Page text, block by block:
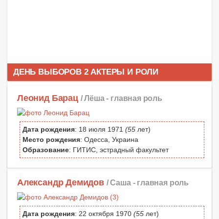
ДЕНЬ ВЫБОРОВ 2 АКТЕРЫ И РОЛИ
Леонид Барац / Лёша - главная роль
Дата рождения: 18 июля 1971 (55 лет)
Место рождения: Одесса, Украина
Образование: ГИТИС, эстрадный факультет
Александр Демидов / Саша - главная роль
Дата рождения: 22 октября 1970 (55 лет)